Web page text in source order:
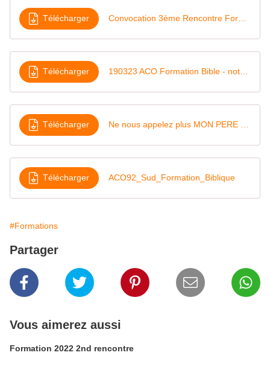
Télécharger
Télécharger
Télécharger
Télécharger ACO92_Sud_Formation_Biblique
#Formations
Partager
Vous aimerez aussi
Formation 2022 2nd rencontre